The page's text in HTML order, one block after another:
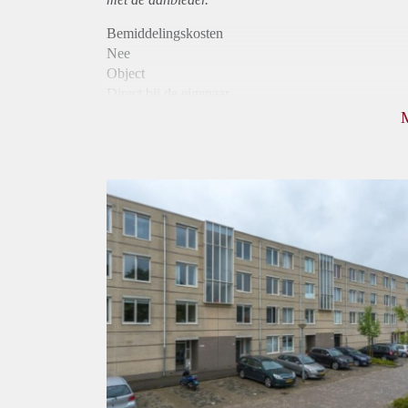
Bemiddelingskosten
Nee
Object
Huurtoeslag
Niet mogelijk
Inkomen eis
3,2 X Maandhuur Bruto
Huurtermijn
Onbepaalde termijn
Oplevering
Kaal